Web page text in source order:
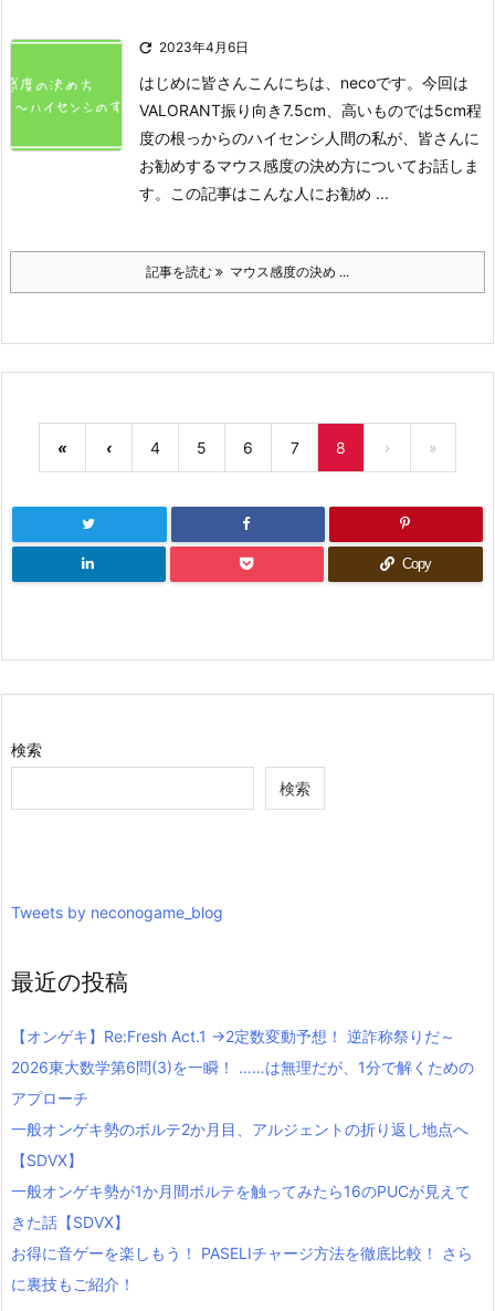
 2023年4月6日
はじめに皆さんこんにちは、necoです。今回は
VALORANT振り向き7.5cm、高いものでは5cm程
度の根っからのハイセンシ人間の私が、皆さんに
お勧めするマウス感度の決め方についてお話しま
す。
この記事はこんな人にお勧め ...
記事を読む マウス感度の決め ...
« ‹ 4 5 6 7 8 › »
Copy
検索
検索
Tweets by neconogame_blog
最近の投稿
【オンゲキ】Re:Fresh Act.1 →2定数変動予想！ 逆詐称祭りだ～
2026東大数学第6問(3)を一瞬！ ……は無理だが、1分で解くための
アプローチ
一般オンゲキ勢のボルテ2か月目、アルジェントの折り返し地点へ
【SDVX】
一般オンゲキ勢が1か月間ボルテを触ってみたら16のPUCが見えて
きた話【SDVX】
お得に音ゲーを楽しもう！ PASELIチャージ方法を徹底比較！ さら
に裏技もご紹介！